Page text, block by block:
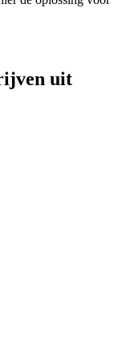
uit